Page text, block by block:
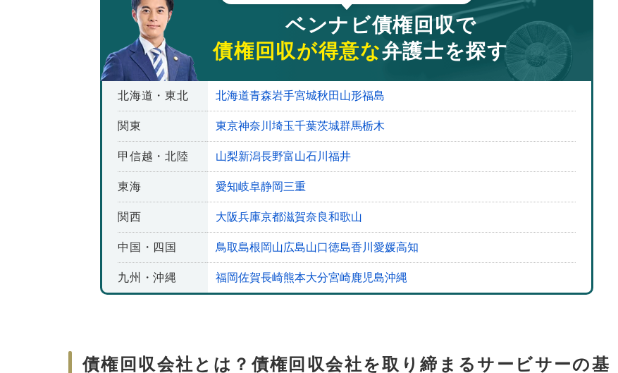
そのほかの債権回収を取り扱っている会社との違い
法律事務所｜法人・個人を問わず債権回収に対応してくれる
ファクタリング会社｜売掛金などの債権を買い取ってくれる
債権回収会社を利用する前に知っておくべき注意点
債権回収会社は特定金銭債権しか取り扱いができない
債権の消滅時効が完成している場合は回収ができない
さいごに｜債権回収は法律事務所に相談を
ベンナビ債権回収で
債権回収が得意な弁護士を探す
北海道・東北 北海道青森岩手宮城秋田 山形福島
関東 東京神奈川 埼玉千葉茨城群馬栃木
甲信越・北陸 山梨新潟長野富山石川 福井
東海 愛知岐阜静岡三重
関西 大阪兵庫京都滋賀奈良和歌山
中国・四国 鳥取島根岡山広島山口徳島香川 愛媛高知
九州・沖縄 福岡佐賀長崎熊本大分宮崎鹿児島沖縄
債権回収会社とは？債権回収会社を取り締まるサービサーの基